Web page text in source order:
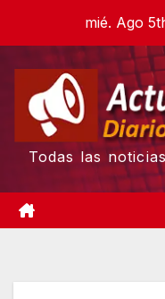
content
mié. Ago
Todas las